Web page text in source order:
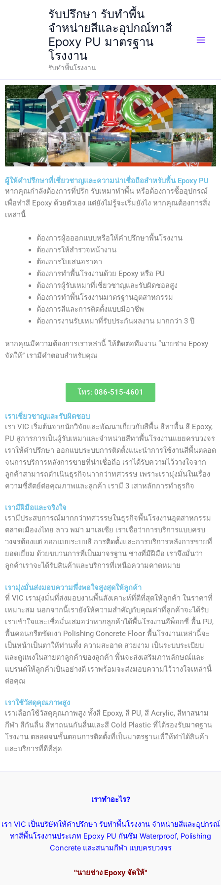
รับปรึกษา รับทำพื้น
จำหน่ายสีและอุปกณ์ทาสี
Epoxy PU มาตรฐาน
โรงงาน
รับทำพื้นโรงงาน
ผู้ให้คำปรึกษาที่เชี่ยวชาญและความน่าเชื่อถือสำหรับพื้น Epoxy PU
หากคุณกำลังต้องการที่ปรึก รับเหมาทำพื้น หรือต้องการซื้ออุปกรณ์
เพื่อทำสี Epoxy ด้วยตัวเอง แต่ยังไม่รู้จะเริ่มยังไง หากคุณต้องการสิ่ง
เหล่านี้
ต้องการผู้อออกแบบหรือให้คำปรึกษาพื้นโรงงาน
ต้องการให้สำรวจหน้างาน
ต้องการใบเสนอราคา
ต้องการทำพื้นโรงงานด้วย Epoxy หรือ PU
ต้องการผู้รับเหมาที่เชี่ยวชาญและรับผิดชอลสูง
ต้องการทำพื้นโรงงานมาตรฐานอุตสาหกรรม
ต้องการสีและการติดตั้งแบบมีอาชีพ
ต้องการงานรับเหมาที่รับประกันผลงาน มากกว่า 3 ปี
หากคุณมีความต้องการเราหล่านี้ ให้ติดต่อทีมงาน “นายช่าง Epoxy
จัดให้” เรามีคำตอบสำหรับคุณ
โทร: 086-515-4601
เราเชี่ยวชาญและรับผิดชอบ
เรา VIC เริ่มต้นจากนักวิจัยและพัฒนาเกี่ยวกับสีพื้น สีทาพื้น สี Epoxy,
PU สู่การการเป็นผู้รับเหมาและจำหน่ายสีทาพื้นโรงงานแยยครบวงจร
เราให้คำปรึกษา ออกแบบระบบการติดตั้งแนะนำการใช้งานสีพื้นตลอด
จนการบริการหลังการขายที่น่าเชื่อถือ เราได้รับความไว้วางใจจาก
ลูกค้าสามารถดำเนินธุรกิจนาากว่าทศวรรษ เพราะเรามุ่งมั่นในเรื่อง
ความซื่สัตย์ต่อคุณภาพและลูกค้า เรามี 3 เสาหลักการทำธุรกิจ
เรามีฝีมือและจริงใจ
เรามีประสบการณ์มากกว่าทศวรรษในธุรกิจพื้นโรงงานอุตสาหกรรม
ตลาดเมืองงไทย ลาว พม่า มาเลเซีย เราเชื่อว่าการบริการแบบครบ
วงจรต้องแต่ ออกแบบระบบสี การติดตั้งและการบริการหลังการขายที่
ยอดเยี่ยม ด้วยขบวนการที่เป็นมาจรฐาน ช่างที่มีฝีมือ เราจึงมั่นว่า
ลูกค้าเราจะได้รับสินค้าและบริการที่เหนือความคาดหมาย
เรามุ่งมั่นส่งมอบความพึ่งพอใจสูงสุดให้ลูกค้า
ที่ VIC เรามุ่งมั่นที่ส่งมอบงานพื้นสังเคาะห์ที่ดีที่สุดให้ลูกค้า ในราคาที่
เหมาะสม นอกจากนี้เรายังให้ความสำคัญกับคุณค่าที่ลูกค้าจะได้รับ
เราเข้าใจและเชื่อมั่นเสมอว่าหากลูกค้าได้พื้นโรงงานอีพ็อกซี่ พื้น PU,
พื้นคอนกรีตขัดเงา Polishing Concrete Floor พื้นโรงงานเหล่านี้จะ
เป็นหน้าเป็นตาให้ท่านทั้ง ความสะอาด สวยงาม เป็นระบบระเบียบ
และดูแพงในสายตาลูกค้าของลูกค้า พื้นจะส่งเสริมภาพลักษณ์และ
แบรนด์ให้ลูกค้าเป็นอย่างดี เราพร้อมจะส่งมอบความไว้วางใจเหล่านี้
ต่อคุณ
เราใช้วัสดุคุณภาพสูง
เราเลือกใช้วัสดุคุณภาพสูง ทั้งสี Epoxy, สี PU, สี Acrylic, สีทาสนาม
กีฬา สีกันลื่น สีทาถนนกันลื่นและสี Cold Plastic ที่ได้รองรับมาตฐาน
โรงงาน ตลอดจนขั้นตอนการติดตั้งที่เป็นมาตรฐานเพื่ให้ท่าได้สินค้า
และบริการที่ดีที่สุด
เราทำอะไร?
เรา VIC เป็นบริษัทให้คำปรึกษา รับทำพื้นโรงงาน จำหน่ายสีและอุปกรณ์
ทาสีพื้นโรงงานประเภท Epoxy PU กันซึม Waterproof, Polishing
Concrete และสนามกีฬา แบบครบวงจร
''นายช่าง Epoxy จัดให้"